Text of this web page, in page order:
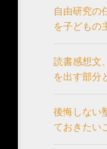
自由研究の
を子どもの
読書感想文
を出す部分
後悔しない
ておきたい